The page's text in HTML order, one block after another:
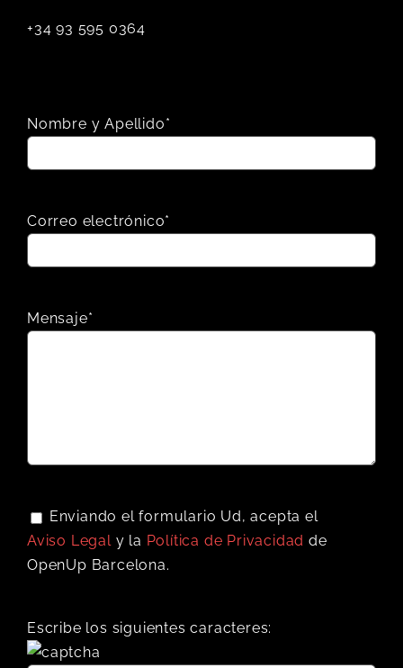
+34 93 595 0364
Nombre y Apellido*
Correo electrónico*
Mensaje*
Enviando el formulario Ud, acepta el
Aviso Legaly la Política de Privacidad de
OpenUp Barcelona.
Escribe los siguientes caracteres: